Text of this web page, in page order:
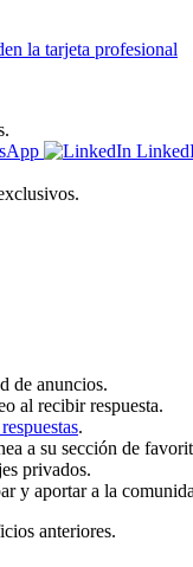
la tarjeta profesional
de anuncios.
al recibir respuesta.
.
a su sección de
privados.
y aportar a la
anteriores.